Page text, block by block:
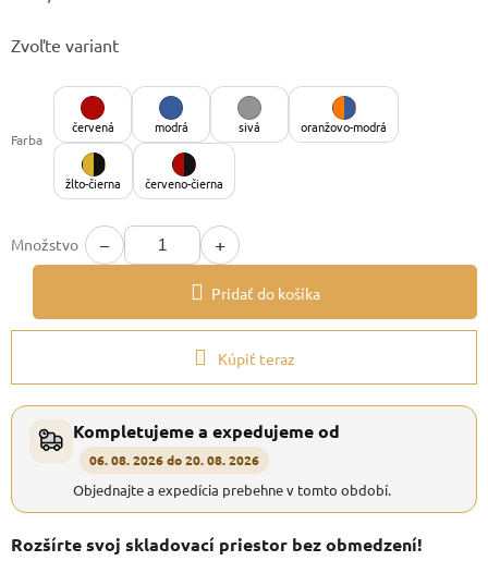
cena:
Zvoľte variant
Farba
červená modrá sivá oranžovo-modrá
žlto-čierna červeno-čierna
Množstvo − +
Pridať do košíka
Kúpiť teraz
Kompletujeme a expedujeme od
06. 08. 2026 do 20. 08. 2026
Objednajte a expedícia prebehne v tomto období.
Rozšírte svoj skladovací priestor bez obmedzení!